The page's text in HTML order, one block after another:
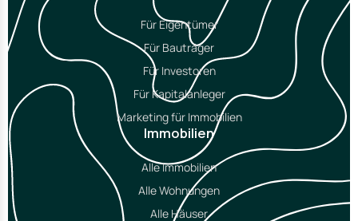
Für Eigentümer
Für Bauträger
Für Investoren
Für Kapitalanleger
Marketing für Immobilien
Immobilien
Alle Immobilien
Alle Wohnungen
Alle Häuser